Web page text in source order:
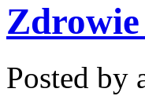
Zdrowie
Posted by